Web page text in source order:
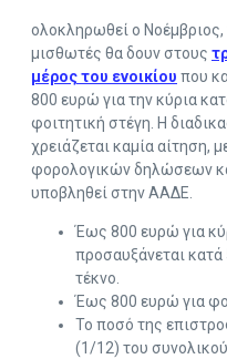
ολοκληρωθεί ο
μισθωτές θα δουν στους
μέρος του ενοικίου που
800 ευρώ για την κύρια
φοιτητική στέγη. Η
χρειάζεται καμία αίτηση,
φορολογικών δηλώσεων
υποβληθεί στην ΑΑΔΕ.
Έως 800 ευρώ για
προσαυξάνεται
τέκνο.
Έως 800 ευρώ για
Το ποσό της
(1/12) του